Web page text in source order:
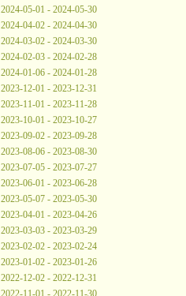
2024-05-01 - 2024-05-30
2024-04-02 - 2024-04-30
2024-03-02 - 2024-03-30
2024-02-03 - 2024-02-28
2024-01-06 - 2024-01-28
2023-12-01 - 2023-12-31
2023-11-01 - 2023-11-28
2023-10-01 - 2023-10-27
2023-09-02 - 2023-09-28
2023-08-06 - 2023-08-30
2023-07-05 - 2023-07-27
2023-06-01 - 2023-06-28
2023-05-07 - 2023-05-30
2023-04-01 - 2023-04-26
2023-03-03 - 2023-03-29
2023-02-02 - 2023-02-24
2023-01-02 - 2023-01-26
2022-12-02 - 2022-12-31
2022-11-01 - 2022-11-30